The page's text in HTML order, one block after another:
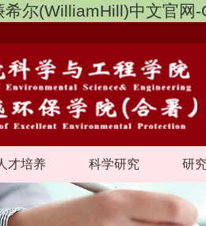
希尔(WilliamHill)中文官网
才培养 科学研究 研